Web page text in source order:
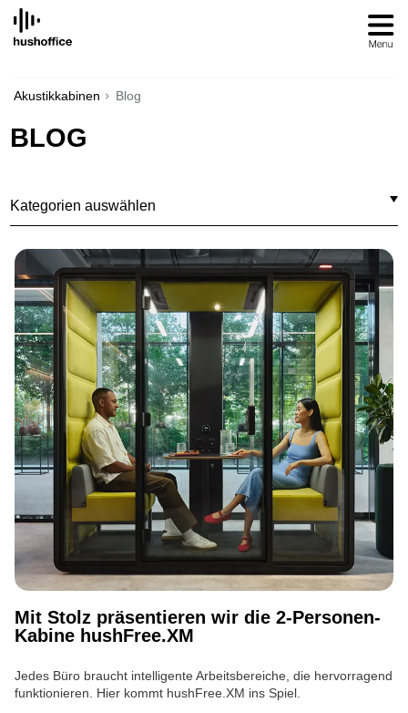
SKIP
CONTENT
Akustikkabinen Blog
BLOG
Kategorien auswählen
Mit Stolz präsentieren wir die 2-Personen-
Kabine hushFree.XM
Jedes Büro braucht intelligente Arbeitsbereiche, die hervorragend
funktionieren. Hier kommt hushFree.XM ins Spiel.